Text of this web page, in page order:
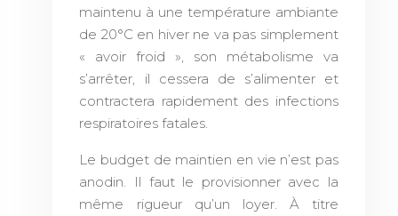
maintenu à une température ambiante
de 20°C en hiver ne va pas simplement
« avoir froid », son métabolisme va
s’arrêter, il cessera de s’alimenter et
contractera rapidement des infections
respiratoires fatales.
Le budget de maintien en vie n’est pas
anodin. Il faut le provisionner avec la
même rigueur qu’un loyer. À titre